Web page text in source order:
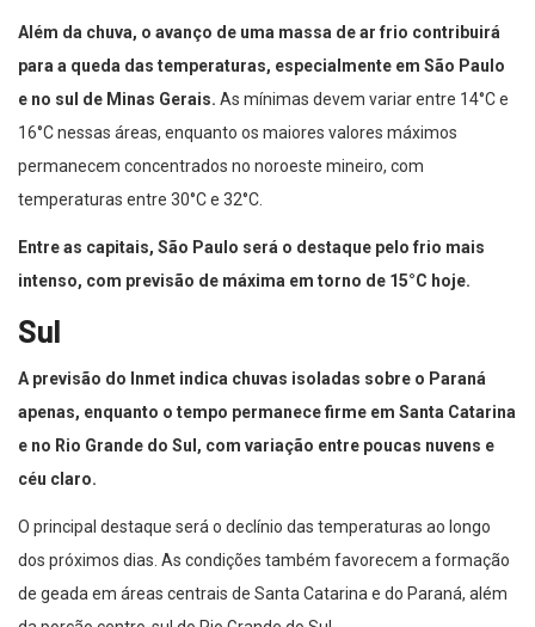
Além da chuva, o avanço de uma massa de ar frio contribuirá
para a queda das temperaturas, especialmente em São Paulo
e no sul de Minas Gerais. As mínimas devem variar entre 14°C e
16°C nessas áreas, enquanto os maiores valores máximos
permanecem concentrados no noroeste mineiro, com
temperaturas entre 30°C e 32°C.
Entre as capitais, São Paulo será o destaque pelo frio mais
intenso, com previsão de máxima em torno de 15°C hoje.
Sul
A previsão do Inmet indica chuvas isoladas sobre o Paraná
apenas, enquanto o tempo permanece firme em Santa Catarina
e no Rio Grande do Sul, com variação entre poucas nuvens e
céu claro.
O principal destaque será o declínio das temperaturas ao longo
dos próximos dias. As condições também favorecem a formação
de geada em áreas centrais de Santa Catarina e do Paraná, além